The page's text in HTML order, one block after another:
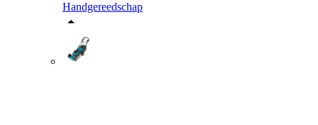
Handgereedschap